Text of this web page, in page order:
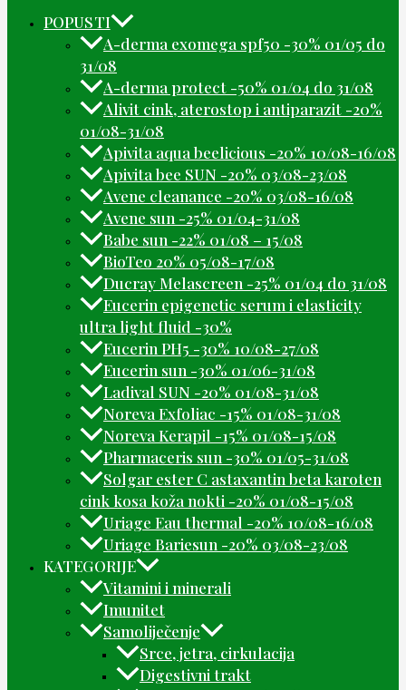
POPUSTI
A-derma exomega spf50 -30% 01/05 do
31/08
A-derma protect -50% 01/04 do 31/08
Alivit cink, aterostop i antiparazit -20%
01/08-31/08
Apivita aqua beelicious -20% 10/08-16/08
Apivita bee SUN -20% 03/08-23/08
Avene cleanance -20% 03/08-16/08
Avene sun -25% 01/04-31/08
Babe sun -22% 01/08 – 15/08
BioTeo 20% 05/08-17/08
Ducray Melascreen -25% 01/04 do 31/08
Eucerin epigenetic serum i elasticity
ultra light fluid -30%
Eucerin PH5 -30% 10/08-27/08
Eucerin sun -30% 01/06-31/08
Ladival SUN -20% 01/08-31/08
Noreva Exfoliac -15% 01/08-31/08
Noreva Kerapil -15% 01/08-15/08
Pharmaceris sun -30% 01/05-31/08
Solgar ester C astaxantin beta karoten
cink kosa koža nokti -20% 01/08-15/08
Uriage Eau thermal -20% 10/08-16/08
Uriage Bariesun -20% 03/08-23/08
KATEGORIJE
Vitamini i minerali
Imunitet
Samoliječenje
Srce, jetra, cirkulacija
Digestivni trakt